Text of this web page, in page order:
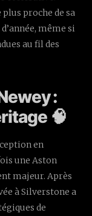
proche de sa
même si
au fil des
:
🧠
en
une Aston
majeur. Après
à Silverstone a
de